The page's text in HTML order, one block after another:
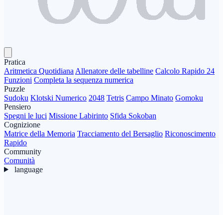
Pratica
Aritmetica Quotidiana Allenatore delle tabelline Calcolo Rapido 24
Funzioni Completa la sequenza numerica
Puzzle
Sudoku Klotski Numerico 2048 Tetris Campo Minato Gomoku
Pensiero
Spegni le luci Missione Labirinto Sfida Sokoban
Cognizione
Matrice della Memoria Tracciamento del Bersaglio Riconoscimento
Rapido
Community
Comunità
language